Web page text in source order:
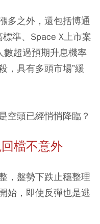
多之外，還包括博通
標準、Space X上市案
超過預期升息機率
，具有多頭市場”緩
空頭已經悄悄降臨？
檔不意外
，盤勢下跌止穩整理
始，即使反彈也是逃